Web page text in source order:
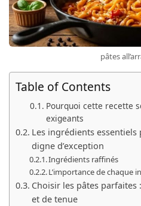
pâtes
Table of Contents
Pourquoi cette recette
exigeants
Les ingrédients
digne d’exception
Ingrédients raffinés
L’importance de chaque
Choisir les pâtes
et de tenue